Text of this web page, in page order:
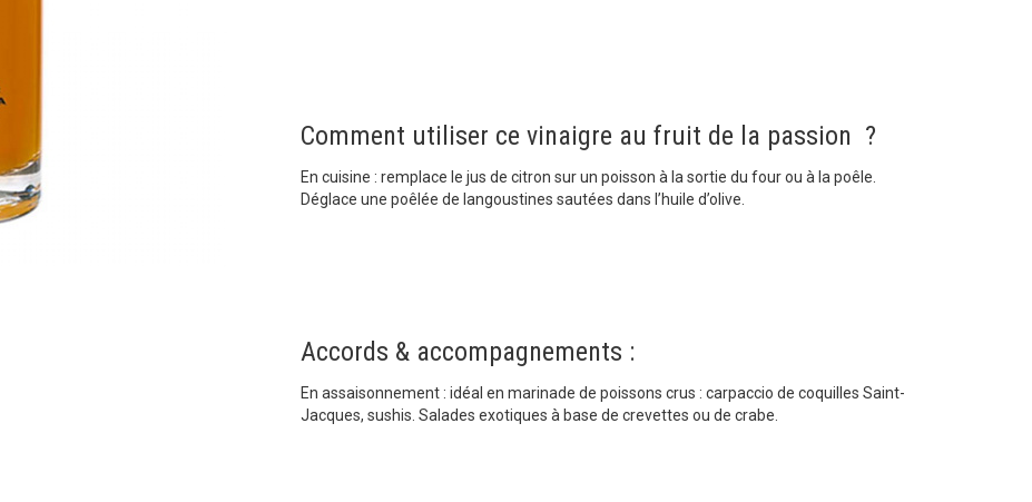
Comment utiliser ce vinaigre au fruit de la passion ?
En cuisine : remplace le jus de citron sur un poisson à la sortie du four ou à la poêle.
Déglace une poêlée de langoustines sautées dans l’huile d’olive.
Accords & accompagnements :
En assaisonnement : idéal en marinade de poissons crus : carpaccio de coquilles Saint-
Jacques, sushis. Salades exotiques à base de crevettes ou de crabe.